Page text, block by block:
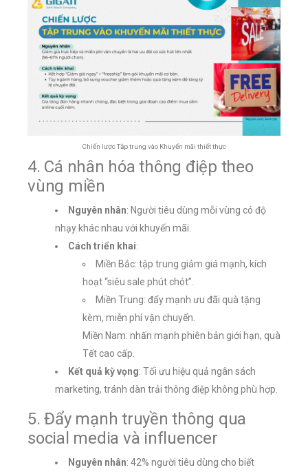
Chiến lược Tập trung vào Khuyến mãi thiết thực
4. Cá nhân hóa thông điệp theo
vùng miền
Nguyên nhân: Người tiêu dùng mỗi vùng có độ
nhạy khác nhau với khuyến mãi.
Cách triển khai:
Miền Bắc: tập trung giảm giá mạnh, kích
hoạt “siêu sale phút chót”.
Miền Trung: đẩy mạnh ưu đãi quà tặng
kèm, miễn phí vận chuyển.
Miền Nam: nhấn mạnh phiên bản giới hạn, quà
Tết cao cấp.
Kết quả kỳ vọng: Tối ưu hiệu quả ngân sách
marketing, tránh dàn trải thông điệp không phù hợp.
5. Đẩy mạnh truyền thông qua
social media và influencer
Nguyên nhân: 42% người tiêu dùng cho biết